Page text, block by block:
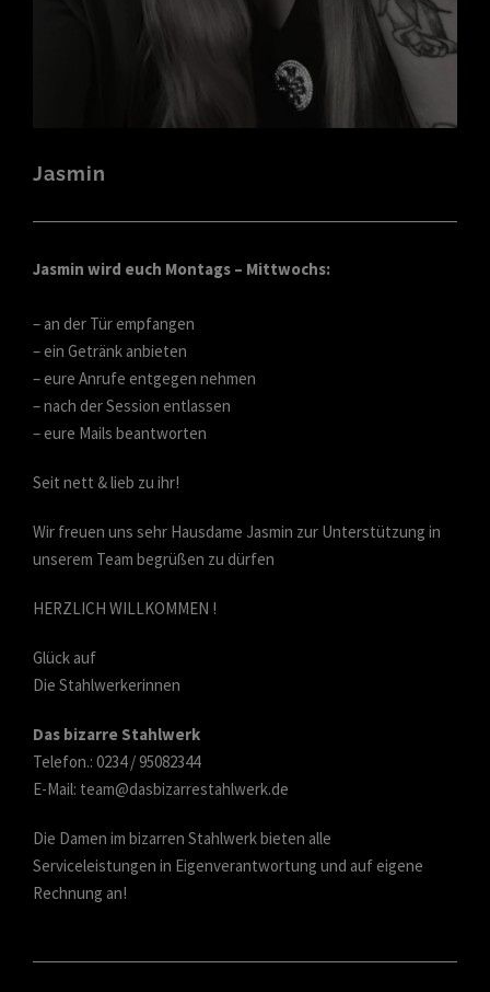
Jasmin
Jasmin wird euch Montags – Mittwochs:
– an der Tür empfangen
– ein Getränk anbieten
– eure Anrufe entgegen nehmen
– nach der Session entlassen
– eure Mails beantworten
Seit nett & lieb zu ihr!
Wir freuen uns sehr Hausdame Jasmin zur Unterstützung in
unserem Team begrüßen zu dürfen
HERZLICH WILLKOMMEN !
Glück auf
Die Stahlwerkerinnen
Das bizarre Stahlwerk
Telefon.: 0234 / 95082344
E-Mail: team@dasbizarrestahlwerk.de
Die Damen im bizarren Stahlwerk bieten alle
Serviceleistungen in Eigenverantwortung und auf eigene
Rechnung an!